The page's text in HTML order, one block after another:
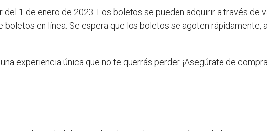
del 1 de enero de 2023. Los boletos se pueden adquirir a través de
en línea. Se espera que los boletos se agoten rápidamente,
una experiencia única que no te querrás perder. ¡Asegúrate de